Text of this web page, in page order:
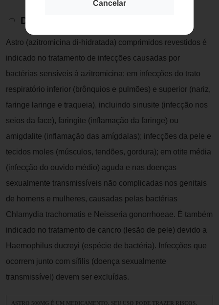
Cancelar
Descrição do Produto
Astro (azitromicina di-hidratada) comprimidos revestidos é
indicado no tratamento de infecções causadas por
bactérias sensíveis à azitromicina; em infecções do trato
respiratório inferior (brônquios e pulmões) e superior (nariz,
faringe laringe e traqueia), incluindo sinusite (infecção nos
seios da face), faringite (inflamação da faringe) ou
amigdalite (inflamação das amígdalas); infecções da pele e
tecidos moles (músculos, tendões, gordura); em otite média
(infecção do ouvido médio) aguda e nas doenças
sexualmente transmissíveis não complicadas nos genitais
de homens e mulheres, causadas pelas bactérias
Chlamydia trachomatis e Neisseria gonorrhoeae. É também
indicado no tratamento de cancro (lesão de pele) devido a
Haemophilus ducreyi (espécie de bactéria). Infecções que
ocorrem junto com sífilis (doença sexualmente
transmissível) devem ser excluídas.
ASTRO 500MG É UM MEDICAMENTO. SEU USO PODE TRAZER RISCOS.